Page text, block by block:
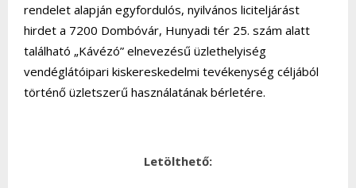
rendelet alapján egyfordulós, nyilvános liciteljárást
hirdet a 7200 Dombóvár, Hunyadi tér 25. szám alatt
található „Kávézó” elnevezésű üzlethelyiség
vendéglátóipari kiskereskedelmi tevékenység céljából
történő üzletszerű használatának bérletére.
Letölthető: